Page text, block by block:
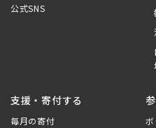
公式SNS
支援・寄付する
毎月の寄付